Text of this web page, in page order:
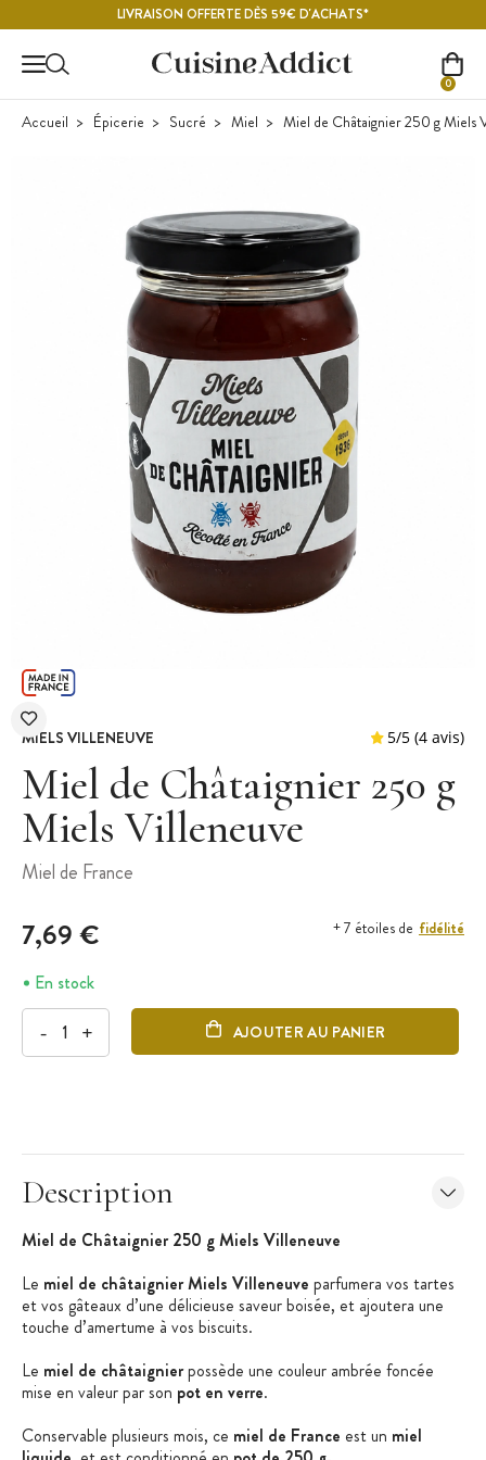
LIVRAISON OFFERTE DÈS 59€ D'ACHATS*
0
Accueil Épicerie Sucré Miel Miel de Châtaignier 250 g Miels
MIELS VILLENEUVE
Miel de Châtaignier 250 g
Miels Villeneuve
Miel de France
7,69 € + 7 étoiles de fidélité
En stock
- + AJOUTER AU PANIER
Description
Miel de Châtaignier 250 g Miels Villeneuve
Le miel de châtaignier Miels Villeneuve parfumera vos tartes
et vos gâteaux d’une délicieuse saveur boisée, et ajoutera une
touche d’amertume à vos biscuits.
Le miel de châtaignierpossède une couleur ambrée foncée
mise en valeur par son pot en verre.
Conservable plusieurs mois, ce miel de France est un miel